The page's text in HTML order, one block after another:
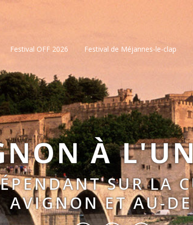
Festival OFF 2026 Festival de Méjannes-le-clap
À
SUR LA
AVIGNON ET AU-